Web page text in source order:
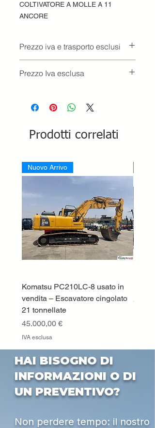
COLTIVATORE A MOLLE A 11
ANCORE
Prezzo iva e trasporto esclusi
Prezzo Iva esclusa
Prodotti correlati
Nuovo Arrivo
Komatsu PC210LC-8 usato in
vendita – Escavatore cingolato
21 tonnellate
Prezzo
45.000,00 €
IVA esclusa
Prezzo
HAI BISOGNO DI
INFORMAZIONI O DI
UN PREVENTIVO?
Non perdere tempo: il nostro